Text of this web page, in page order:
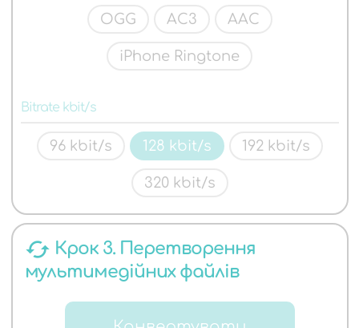
OGG AC3 AAC
iPhone Ringtone
Bitrate kbit/s
96 kbit/s 128 kbit/s 192 kbit/s
320 kbit/s
cached Крок 3. Перетворення
мультимедійних файлів